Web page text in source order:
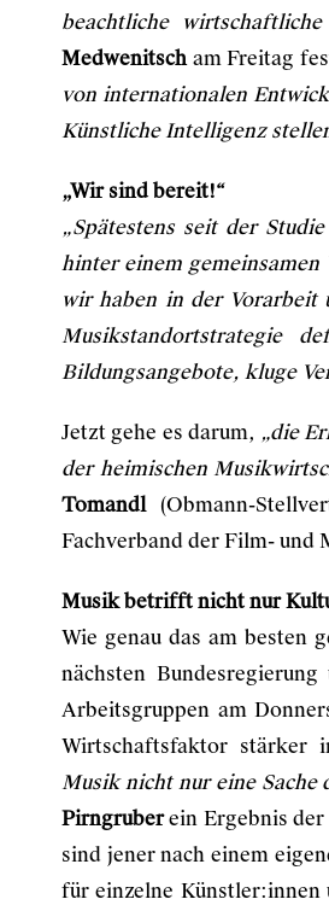
beachtliche
Medwenitscham Freitag
von internationalen
Künstliche Intelligenz
„Wir sind bereit!“
„Spätestens seit der
hinter einem gemeinsamen
wir haben in der Vorarbeit
Musikstandortstrategie
Bildungsangebote, kluge
Jetzt gehe es darum, „die
der heimischen
Tomandl(Obmann-
Fachverband der Film- und
Musik betrifft nicht nur
Wie genau das am besten
nächsten
Arbeitsgruppen am
Wirtschaftsfaktor stärker
Musik nicht nur eine
Pirngruberein Ergebnis der
sind jener nach einem
für einzelne Künstler:innen